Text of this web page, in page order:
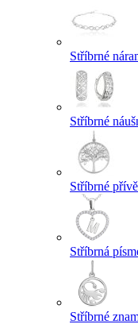
Stříbrné
Stříbrné
Stříbrné
Stříbrná
Stříbrné